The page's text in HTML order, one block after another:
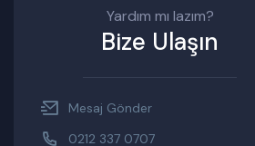
Yardım mı lazım?
Bize Ulaşın
Mesaj Gönder
0212 337 0707